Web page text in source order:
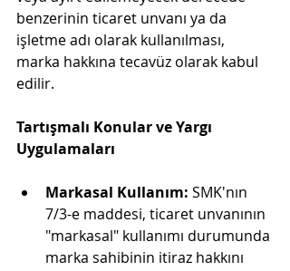
benzerinin ticaret unvanı ya da
işletme adı olarak kullanılması,
marka hakkına tecavüz olarak kabul
edilir.
Tartışmalı Konular ve Yargı
Uygulamaları
Markasal Kullanım: SMK'nın
7/3-e maddesi, ticaret unvanının
"markasal" kullanımı durumunda
marka sahibinin itiraz hakkını